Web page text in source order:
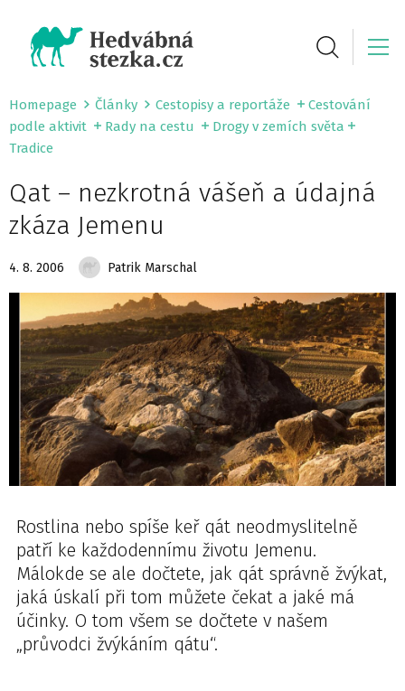
Homepage Články Cestopisy a reportáže
Cestování
podle aktivit
Rady na cestu
Drogy v zemích světa
Tradice
Qat – nezkrotná vášeň a údajná
zkáza Jemenu
4. 8. 2006 Patrik Marschal
Rostlina nebo spíše keř qát neodmyslitelně
patří ke každodennímu životu Jemenu.
Málokde se ale dočtete, jak qát správně žvýkat,
jaká úskalí při tom můžete čekat a jaké má
účinky. O tom všem se dočtete v našem
„průvodci žvýkáním qátu“.